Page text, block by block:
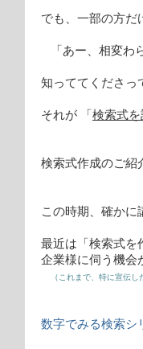
でも、一部の方だ
「あー、相変わ
知っててくださっ
それが 「 検索式
検索式作成のご紹
この時期、確かに
最近は「検索式を
企業様に伺う機会
（これまで、特に宣伝し
数字でみる検索シ